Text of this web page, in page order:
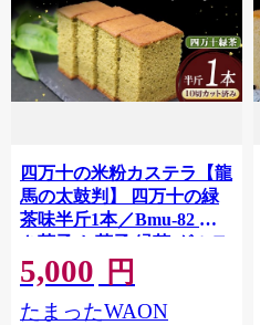
四万十の米粉カステラ【龍
馬の太鼓判】 四万十の緑
茶味半斤1本／Bmu-82 焼
き菓子 お菓子 緑茶 グルテ
ンフリー 米粉 カステラ 半
斤 スイーツ 和菓子 米粉ス
イーツ 米粉菓子
5,000 円
たまったWAON